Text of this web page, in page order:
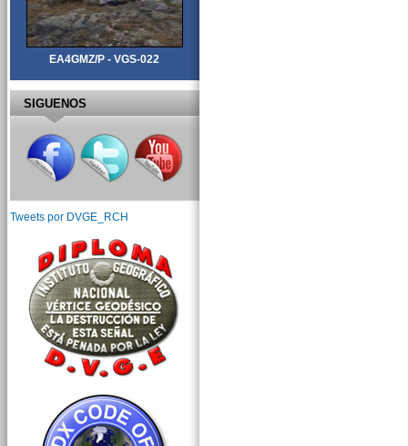
EA4GMZ/P - VGS-022
SIGUENOS
Tweets por DVGE_RCH